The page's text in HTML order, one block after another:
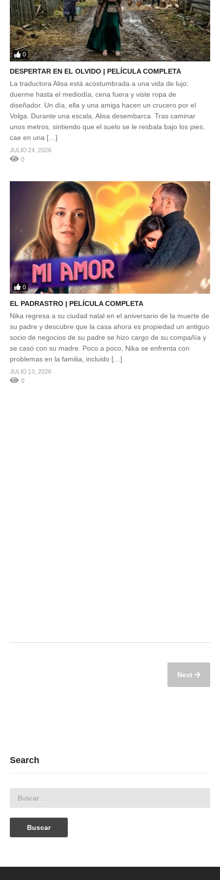
0
DESPERTAR EN EL OLVIDO | PELÍCULA COMPLETA
La traductora Alisa está acostumbrada a una vida de lujo:
duerme hasta el mediodía, cena fuera y viste ropa de
diseñador. Un día, ella y una amiga hacen un crucero por el
Volga. Durante una escala, Alisa desembarca. Tras caminar
unos metros, sintiendo que el suelo se le resbala bajo los pies,
cae en una […]
JULIO 24, 2026
0
0
EL PADRASTRO | PELÍCULA COMPLETA
Nika regresa a su ciudad natal en el aniversario de la muerte de
su padre y descubre que la casa ahora es propiedad un antiguo
socio de negocios de su padre se hizo cargo de su compañía y
se casó con su madre. Poco a poco, Nika se enfrenta con
problemas en la familia, incluido […]
JULIO 13, 2026
0
Next
Search